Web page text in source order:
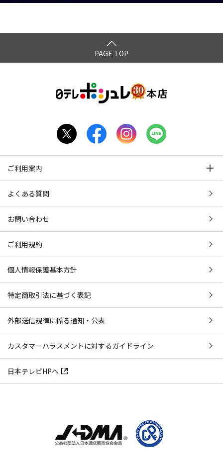
PAGE TOP
ご利用案内
よくある質問
お問い合わせ
ご利用規約
個人情報保護基本方針
特定商取引法に基づく表記
外部送信規律に係る通知・公表
カスタマーハラスメントに対するガイドライン
日本テレビHPへ